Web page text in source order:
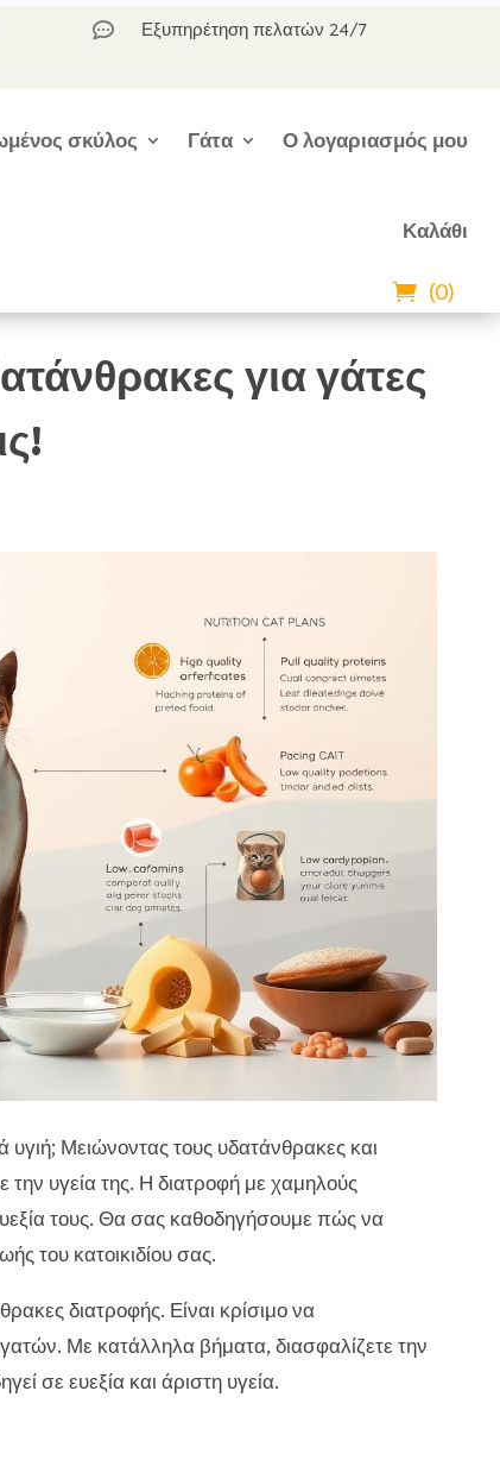
 Εξυπηρέτηση πελατών 24/7
σκύλος Γάτα Ο λογαριασμός μου
Καλάθι
(0)
για γάτες
υγιή; Μειώνοντας τους υδατάνθρακες και
υγεία της. Η διατροφή με χαμηλούς
τους. Θα σας καθοδηγήσουμε πώς να
του κατοικιδίου σας.
διατροφής. Είναι κρίσιμο να
Με κατάλληλα βήματα, διασφαλίζετε την
σε ευεξία και άριστη υγεία.